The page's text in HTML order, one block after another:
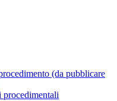
(da pubblicare